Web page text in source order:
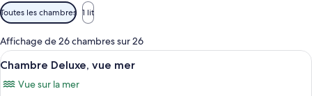
Filtres
disponibles
pour
les
chambres
Toutes les chambres 1 lit
Affichage de 26 chambres sur 26
Afficher
toutes
les
Une chambre d’hôtel avec un lit,
4
Chambre Deluxe, vue mer
Vue sur la mer